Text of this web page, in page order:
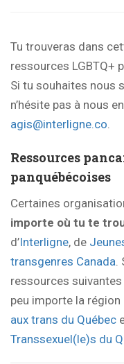
Tu trouveras dans
ressources LGBTQ+
Si tu souhaites nous
n’hésite pas à nous
agis@interligne.co.
Ressources
panquébécoises
Certaines
importe où tu te
d’Interligne, de
transgenres Canada.
ressources
peu importe la
aux trans du Québec
Transsexuel(le)s du